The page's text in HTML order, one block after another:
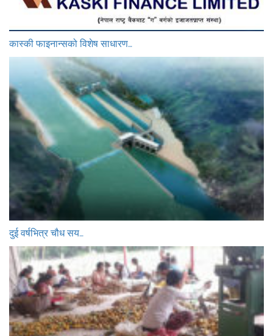
कास्की फाइनान्सको विशेष साधारण…
दुई वर्षभित्र चौध सय…